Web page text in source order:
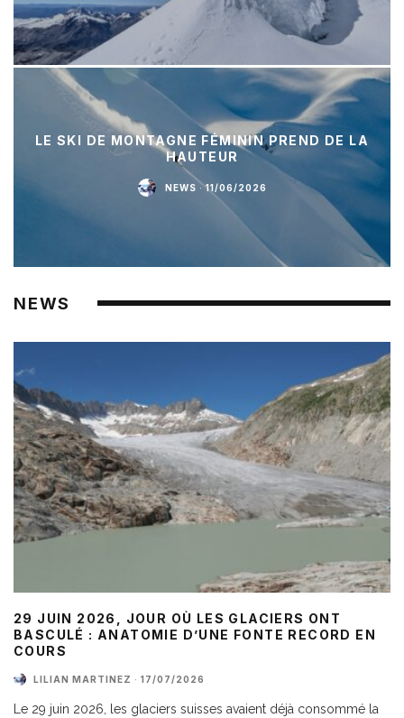
LE SKI DE MONTAGNE FÉMININ PREND DE LA
HAUTEUR
NEWS · 11/06/2026
NEWS
29 JUIN 2026, JOUR OÙ LES GLACIERS ONT
BASCULÉ : ANATOMIE D’UNE FONTE RECORD EN
COURS
LILIAN MARTINEZ · 17/07/2026
Le 29 juin 2026, les glaciers suisses avaient déjà consommé la